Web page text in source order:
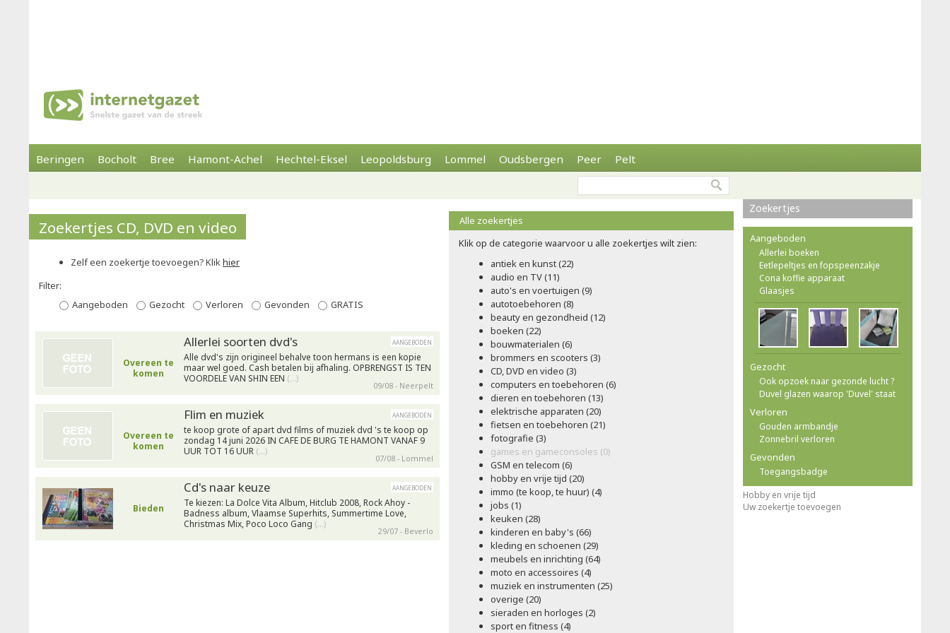
Beringen Bocholt Bree Hamont-Achel Hechtel-Eksel Leopoldsburg Lommel Oudsbergen Peer Pelt
Zoekertjes CD, DVD en video
Zelf een zoekertje toevoegen? Klikhier
Filter:
Aangeboden
Gezocht Verloren Gevonden GRATIS
Overeen te
komen
Allerlei soorten dvd's aangeboden
Alle dvd's zijn origineel behalve toon hermans is een kopie
maar wel goed. Cash betalen bij afhaling. OPBRENGST IS TEN
VOORDELE VAN SHIN EEN (…)
09/08 - Neerpelt
Overeen te
komen
Flim en muziek aangeboden
te koop grote of apart dvd films of muziek dvd 's te koop op
zondag 14 juni 2026 IN CAFE DE BURG TE HAMONT VANAF 9
UUR TOT 16 UUR (…)
07/08 - Lommel
Bieden
Cd's naar keuze aangeboden
Te kiezen: La Dolce Vita Album, Hitclub 2008, Rock Ahoy -
Badness album, Vlaamse Superhits, Summertime Love,
Christmas Mix, Poco Loco Gang (…)
29/07 - Beverlo
Alle zoekertjes
Klik op de categorie waarvoor u alle zoekertjes wilt zien:
antiek en kunst (22)
audio en TV (11)
auto's en voertuigen (9)
autotoebehoren (8)
beauty en gezondheid (12)
boeken (22)
bouwmaterialen (6)
brommers en scooters (3)
CD, DVD en video (3)
computers en toebehoren (6)
dieren en toebehoren (13)
elektrische apparaten (20)
fietsen en toebehoren (21)
fotografie (3)
games en gameconsoles (0)
GSM en telecom (6)
hobby en vrije tijd (20)
immo (te koop, te huur) (4)
jobs (1)
keuken (28)
kinderen en baby's (66)
kleding en schoenen (29)
meubels en inrichting (64)
moto en accessoires (4)
muziek en instrumenten (25)
overige (20)
sieraden en horloges (2)
sport en fitness (4)
Zoekertjes
Aangeboden
Allerlei boeken
Eetlepeltjes en fopspeenzakje
Cona koffie apparaat
Glaasjes
Gezocht
Ook opzoek naar gezonde lucht ?
Duvel glazen waarop 'Duvel' staat
Verloren
Gouden armbandje
Zonnebril verloren
Gevonden
Toegangsbadge
Hobby en vrije tijd
Uw zoekertje toevoegen